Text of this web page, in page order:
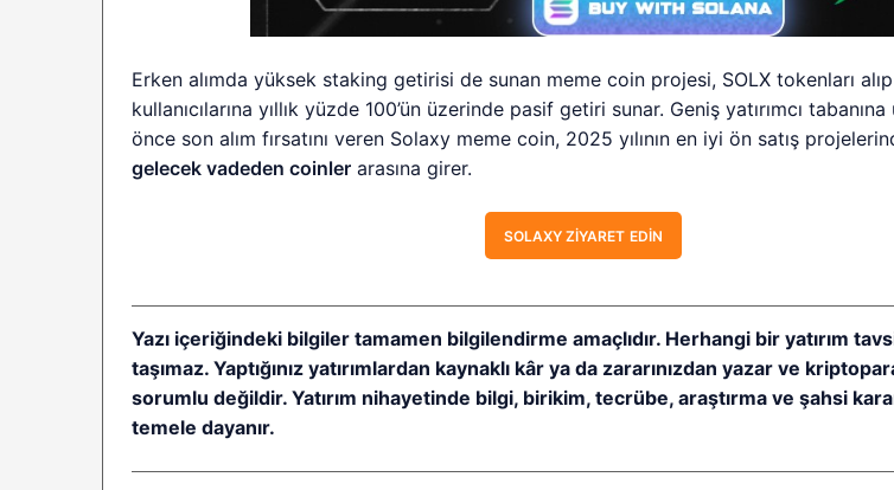
Erken alımda yüksek staking getirisi de sunan meme coin projesi, SOLX tokenları
kullanıcılarına yıllık yüzde 100’ün üzerinde pasif getiri sunar. Geniş yatırımcı
önce son alım fırsatını veren Solaxy meme coin, 2025 yılının en iyi ön satış
gelecek vadeden coinler arasına girer.
SOLAXY ZIYARET EDIN
Yazı içeriğindeki bilgiler tamamen bilgilendirme amaçlıdır. Herhangi bir yatırım
taşımaz. Yaptığınız yatırımlardan kaynaklı kâr ya da zararınızdan yazar ve
sorumlu değildir. Yatırım nihayetinde bilgi, birikim, tecrübe, araştırma ve şahsi
temele dayanır.